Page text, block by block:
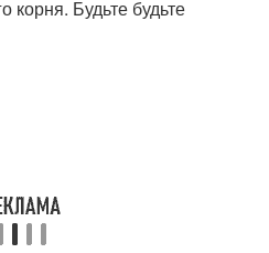
корня. Будьте будьте